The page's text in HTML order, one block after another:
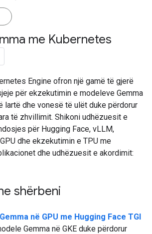
me Kubernetes
Engine ofron një gamë të gjerë
për ekzekutimin e modeleve Gemma
lartë dhe vonesë të ulët duke përdorur
të zhvillimit. Shikoni udhëzuesit e
për Hugging Face, vLLM,
dhe ekzekutimin e TPU me
dhe udhëzuesit e akordimit:
shërbeni
në GPU me Hugging Face TGI
Gemma në GKE duke përdorur